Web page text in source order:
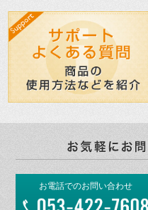
お電話でのお問い合わせ